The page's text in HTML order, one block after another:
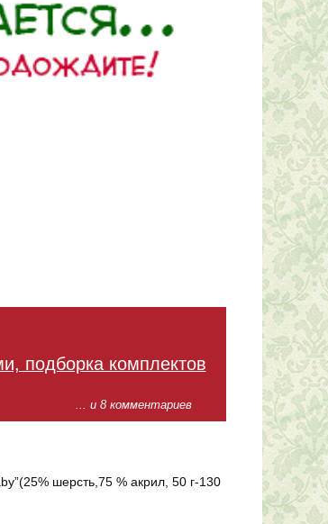
подборка комплектов
... и 8 комментариев
шерсть,75 % акрил, 50 г-130